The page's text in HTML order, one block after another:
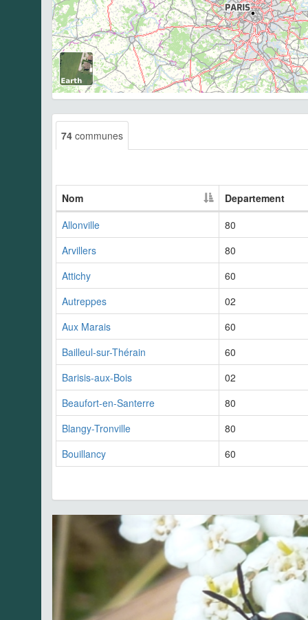
74 communes
Nom
Departement
Allonville
80
Arvillers
80
Attichy
60
Autreppes
02
Aux Marais
60
Bailleul-sur-Thérain
60
Barisis-aux-Bois
02
Beaufort-en-Santerre
80
Blangy-Tronville
80
Bouillancy
60